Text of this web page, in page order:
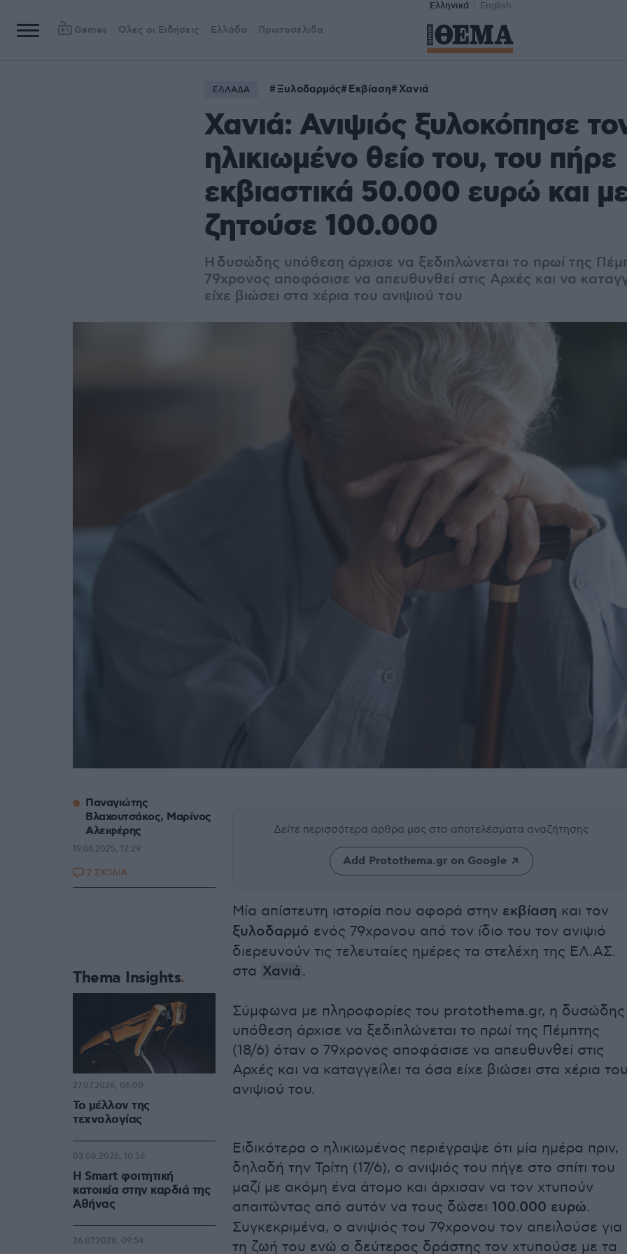
Ελληνικά English
Games Όλες οι Ειδήσεις Ελλάδα Πρωτοσέλιδα
ΕΛΛΑΔΑ Ξυλοδαρμός Εκβίαση Χανιά
Χανιά: Ανιψιός ξυλοκόπησε
ηλικιωμένο θείο του, του πήρε
εκβιαστικά 50.000 ευρώ και
ζητούσε 100.000
Η δυσώδης υπόθεση άρχισε να ξεδιπλώνεται το πρωί της
79χρονος αποφάσισε να απευθυνθεί στις Αρχές και να
είχε βιώσει στα χέρια του ανιψιού του
Δείτε περισσότερα άρθρα μας στα αποτελέσματα αναζήτησης
Add Protothema.gr on Google
Μία απίστευτη ιστορία που αφορά στην εκβίαση και τον
ξυλοδαρμό ενός 79χρονου από τον ίδιο του τον ανιψιό
διερευνούν τις τελευταίες ημέρες τα στελέχη της ΕΛ.ΑΣ.
στα Χανιά .
Σύμφωνα με πληροφορίες του protothema.gr, η δυσώδης
υπόθεση άρχισε να ξεδιπλώνεται το πρωί της Πέμπτης
(18/6) όταν ο 79χρονος αποφάσισε να απευθυνθεί στις
Αρχές και να καταγγείλει τα όσα είχε βιώσει στα χέρια
ανιψιού του.
Ειδικότερα ο ηλικιωμένος περιέγραψε ότι μία ημέρα πριν,
δηλαδή την Τρίτη (17/6), ο ανιψιός του πήγε στο σπίτι του
μαζί με ακόμη ένα άτομο και άρχισαν να τον χτυπούν
απαιτώντας από αυτόν να τους δώσει 100.000 ευρώ.
Συγκεκριμένα, ο ανιψιός του 79χρονου τον απειλούσε για
τη ζωή του ενώ ο δεύτερος δράστης τον χτυπούσε με τα
Παναγιώτης
Βλαχουτσάκος, Μαρίνος
Αλειφέρης
19.06.2025, 12:29
2 ΣΧΟΛΙΑ
Thema Insights
Το μέλλον της
τεχνολογίας
27.07.2026, 06:00
Η Smart φοιτητική
κατοικία στην καρδιά της
Αθήνας
03.08.2026, 10:56
26.07.2026, 09:54